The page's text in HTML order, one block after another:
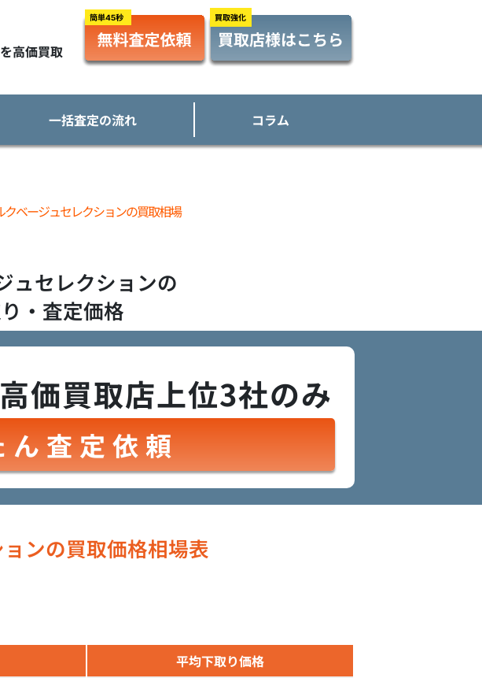
高価買取
一括査定の流れ コラム
ベージュセレクションの買取相場
セレクションの
・査定価格
高価買取店上位3社のみ
ん査定依頼
ンの買取価格相場表
平均下取り価格